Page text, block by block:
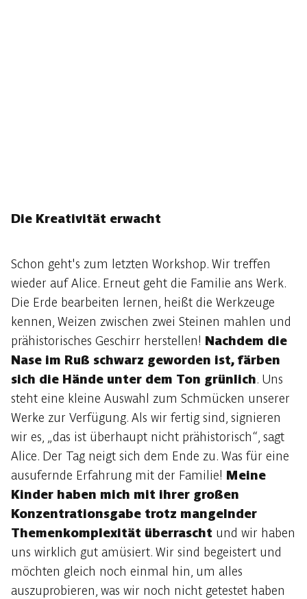
Die Kreativität erwacht
Schon geht's zum letzten Workshop. Wir treffen
wieder auf Alice. Erneut geht die Familie ans Werk.
Die Erde bearbeiten lernen, heißt die Werkzeuge
kennen, Weizen zwischen zwei Steinen mahlen und
prähistorisches Geschirr herstellen! Nachdem die
Nase im Ruß schwarz geworden ist, färben
sich die Hände unter dem Ton grünlich. Uns
steht eine kleine Auswahl zum Schmücken unserer
Werke zur Verfügung. Als wir fertig sind, signieren
wir es, „das ist überhaupt nicht prähistorisch“, sagt
Alice. Der Tag neigt sich dem Ende zu. Was für eine
ausufernde Erfahrung mit der Familie! Meine
Kinder haben mich mit ihrer großen
Konzentrationsgabe trotz mangelnder
Themenkomplexität überrascht und wir haben
uns wirklich gut amüsiert. Wir sind begeistert und
möchten gleich noch einmal hin, um alles
auszuprobieren, was wir noch nicht getestet haben